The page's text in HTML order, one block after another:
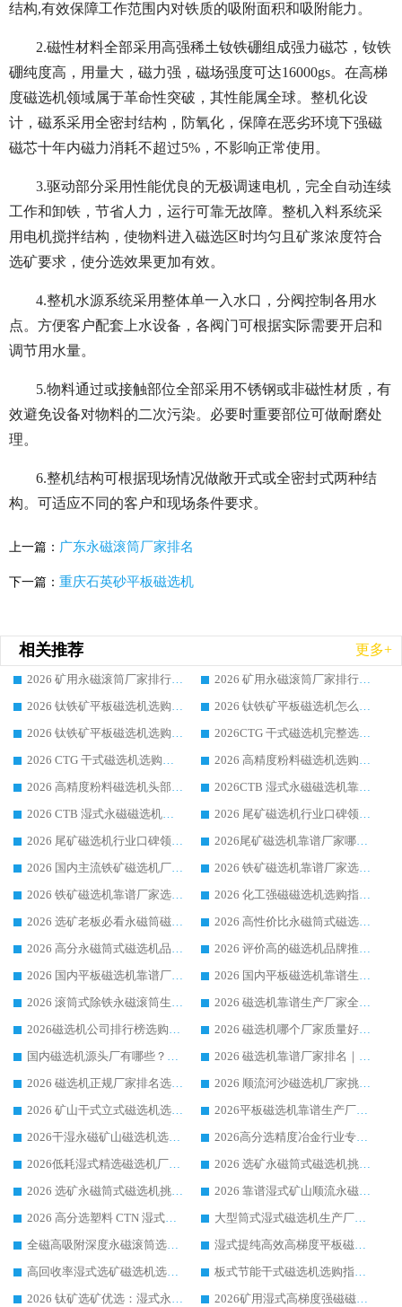
结构,有效保障工作范围内对铁质的吸附面积和吸附能力。
2.磁性材料全部采用高强稀土钕铁硼组成强力磁芯，钕铁
硼纯度高，用量大，磁力强，磁场强度可达16000gs。在高梯
度磁选机领域属于革命性突破，其性能属全球。整机化设
计，磁系采用全密封结构，防氧化，保障在恶劣环境下强磁
磁芯十年内磁力消耗不超过5%，不影响正常使用。
3.驱动部分采用性能优良的无极调速电机，完全自动连续
工作和卸铁，节省人力，运行可靠无故障。整机入料系统采
用电机搅拌结构，使物料进入磁选区时均匀且矿浆浓度符合
选矿要求，使分选效果更加有效。
4.整机水源系统采用整体单一入水口，分阀控制各用水
点。方便客户配套上水设备，各阀门可根据实际需要开启和
调节用水量。
5.物料通过或接触部位全部采用不锈钢或非磁性材质，有
效避免设备对物料的二次污染。必要时重要部位可做耐磨处
理。
6.整机结构可根据现场情况做敞开式或全密封式两种结
构。可适应不同的客户和现场条件要求。
上一篇： 广东永磁滚筒厂家排名
下一篇： 重庆石英砂平板磁选机
相关推荐 更多+
2026 矿用永磁滚筒厂家排行榜选购干货指南 行业口碑标杆华体会手机网页版-华体会(中国) 实力出众
2026 矿用永磁滚筒厂家排行榜选购指南，行业口碑领域强者华体会手机网页版-华体会(中国)
2026 钛铁矿平板磁选机选购全攻略 市场公认优质品牌厂家实力排行榜
2026 钛铁矿平板磁选机怎么选 靠谱生产企业实力排行榜选购参考攻略
2026 钛铁矿平板磁选机选购指南 行业口碑优选品牌生产企业实力排行榜
2026CTG 干式磁选机完整选购指南 行业口碑顶尖靠谱生产龙头厂家实力推荐
2026 CTG 干式磁选机选购指南|行业口碑靠谱生产厂家领域强者推荐
2026 高精度粉料磁选机选购全攻略 行业优质品牌华体会手机网页版-华体会(中国) 实力深度解析
2026 高精度粉料磁选机头部厂家选购指南 行业口碑靠谱品牌推荐 领域强者华体会手机网页版-华体会(中国) 解析
2026CTB 湿式永磁磁选机靠谱厂家实力排行榜 铁矿选矿设备采购全流程选购指南
2026 CTB 湿式永磁磁选机选购指南|行业口碑良好品牌推荐，领域强者华体会手机网页版-华体会(中国)
2026 尾矿磁选机行业口碑领域强者，源头直供国内主流厂家华体会手机网页版-华体会(中国) 一站式服务
2026 尾矿磁选机行业口碑领域强者，源头直供国内主流厂家华体会手机网页版-华体会(中国) 一站式服务
2026尾矿磁选机靠谱厂家哪家好 行业口碑领域强者华体会手机网页版-华体会(中国) 推荐
2026 国内主流铁矿磁选机厂家选购指南|行业口碑好品牌推荐，领域强者华体会手机网页版-华体会(中国)
2026 铁矿磁选机靠谱厂家选购全攻略 行业标杆华体会手机网页版-华体会(中国) 设备性价比出众
2026 铁矿磁选机靠谱厂家选购指南，领域强者华体会手机网页版-华体会(中国) 铁矿磁选机性价比高
2026 化工强磁磁选机选购指南 5 家行业口碑靠谱厂家领域强者推荐
2026 选矿老板必看永磁筒磁选机推荐 行业头部品牌口碑设备选购全攻略
2026 高性价比永磁筒式磁选机品牌盘点 行业强者口碑实测选购完整指南
2026 高分永磁筒式磁选机品牌推荐 选矿设备强者对比测评采购避坑全攻略
2026 评价高的磁选机品牌推荐选购指南，永磁筒式磁选机设备领域强者全景行业口碑解析
2026 国内平板磁选机靠谱厂家排名 行业实测口碑设备按需选购全指南
2026 国内平板磁选机靠谱生产厂家推荐排名|行业口碑选购指南，领域强者按需选设备
2026 滚筒式除铁永磁滚筒生产厂家推荐排名|行业口碑选购指南，领域强者源头厂商精选
2026 磁选机靠谱生产厂家全梳理 分场景选型行业头部品牌选购参考攻略
2026磁选机公司排行榜选购指南|正规源头厂家推荐，领域强者高性价比靠谱信赖品牌
2026 磁选机哪个厂家质量好？十大靠谱磁电企业排名选购指南
国内磁选机源头厂有哪些？2026 综合实力排名与采购避坑技巧
2026 磁选机靠谱厂家排名｜华体会手机网页版-华体会(中国) 高性价比磁选机磁电品牌
2026 磁选机正规厂家排名选购指南|行业口碑信赖品牌推荐性价比高靠谱磁电企业
2026 顺流河沙磁选机厂家挑选攻略 | 业内口碑龙头企业高性价比品牌推荐
2026 矿山干式立式磁选机选型攻略 梳理深耕磁电装备多年靠谱生产厂商
2026平板磁选机靠谱生产厂家选购指南 行业口碑良好品牌推荐 磁电领域实力强者
2026干湿永磁矿山磁选机选型攻略 优质生产厂家排名 选矿领域高口碑品牌推荐指南
2026高分选精度冶金行业专用磁选机生产厂家,干湿式磁选机源头供应商推荐
2026低耗湿式精​选磁选机厂家怎么选?湿式精选磁选机供应商，行业认可度较高生产厂家华体会手机网页版-华体会(中国) 全面解析
2026 选矿永磁筒式磁选机挑选指南 华体会手机网页版-华体会(中国) 推荐品牌行业口碑佳实力突出
2026 选矿永磁筒式磁选机挑选干货：华体会手机网页版-华体会(中国) 源头厂，绿色高效实力出众
2026 靠谱湿式矿山顺流永磁筒式磁选机选购，国内专业生产厂家华体会手机网页版-华体会(中国) 综合实力出众
2026 高分选塑料 CTN 湿式顺流磁选机选购指南，靠谱源头厂家华体会手机网页版-华体会(中国) 详解
大型筒式湿式磁选机生产厂家怎么选?华体会手机网页版-华体会(中国) 设备口碑广受行业认可
全磁高吸附深度永磁滚筒选购指南 业内口碑稳定磁电设备生产厂家详细推荐
湿式提纯高效高梯度平板磁选机靠谱设备源头厂商华体会手机网页版-华体会(中国) 综合测评
高回收率湿式选矿磁选机选购指南 业内口碑磁电设备生产厂家实力解析
板式节能干式磁选机选购指南，源头生产厂家华体会手机网页版-华体会(中国) 综合实力可观
2026 钛矿选矿优选：湿式永磁筒式磁选机源头厂家华体会手机网页版-华体会(中国) 综合解析
2026矿用湿式高梯度强磁磁选机选购指南，临朐靠谱磁电生产厂家华体会手机网页版-华体会(中国) 详解